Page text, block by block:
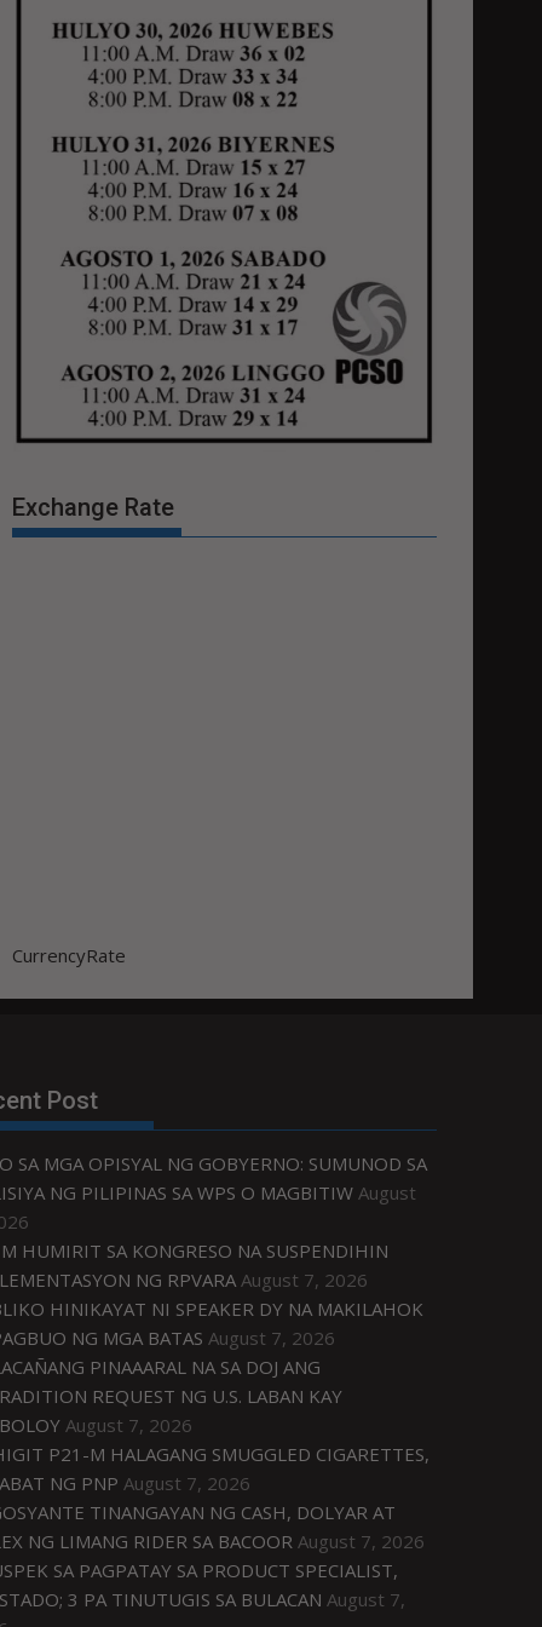
Exchange Rate
CurrencyRate
Post
SA MGA OPISYAL NG GOBYERNO: SUMUNOD SA
NG PILIPINAS SA WPS O MAGBITIW August
HUMIRIT SA KONGRESO NA SUSPENDIHIN
NG RPVARA August 7, 2026
HINIKAYAT NI SPEAKER DY NA MAKILAHOK
NG MGA BATAS August 7, 2026
PINAAARAL NA SA DOJ ANG
REQUEST NG U.S. LABAN KAY
August 7, 2026
P21-M HALAGANG SMUGGLED CIGARETTES,
NG PNP August 7, 2026
TINANGAYAN NG CASH, DOLYAR AT
NG LIMANG RIDER SA BACOOR August 7, 2026
SA PAGPATAY SA PRODUCT SPECIALIST,
3 PA TINUTUGIS SA BULACAN August 7,